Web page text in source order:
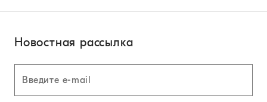
Новостная рассылка